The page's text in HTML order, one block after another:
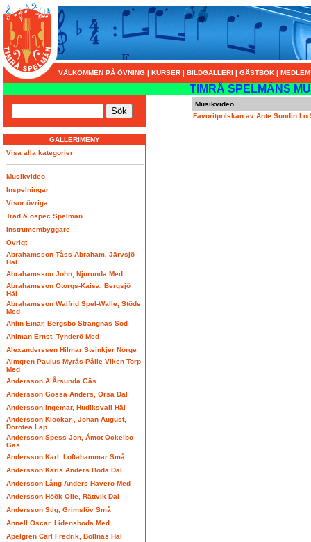
VÄLKOMMEN PÅ ÖVNING | KURSER | BILDGALLERI | GÄSTBOK |
TIMRÅ SPELMÄNS
GALLERIMENY
Visa alla kategorier
Musikvideo
Inspelningar
Visor övriga
Trad & ospec Spelmän
Instrumentbyggare
Övrigt
Abrahamsson Tåss-Abraham, Järvsjö
Häl
Abrahamsson John, Njurunda Med
Abrahamsson Otorgs-Kaisa, Bergsjö
Häl
Abrahamsson Walfrid Spel-Walle, Stöde
Med
Ahlin Einar, Bergsbo Strängnäs Söd
Ahlman Ernst, Tynderö Med
Alexanderssen Hilmar Steinkjer Norge
Almgren Paulus Myrås-Pålle Viken Torp
Med
Andersson A Årsunda Gäs
Andersson Gössa Anders, Orsa Dal
Andersson Ingemar, Hudiksvall Häl
Andersson Klockar-, Johan August,
Dorotea Lap
Andersson Spess-Jon, Åmot Ockelbo
Gäs
Andersson Karl, Loftahammar Små
Andersson Karls Anders Boda Dal
Andersson Lång Anders Haverö Med
Andersson Höök Olle, Rättvik Dal
Andersson Stig, Grimslöv Små
Annell Oscar, Lidensboda Med
Apelgren Carl Fredrik, Bollnäs Häl
Musikvideo
Favoritpolskan av Ante Sundin Lo